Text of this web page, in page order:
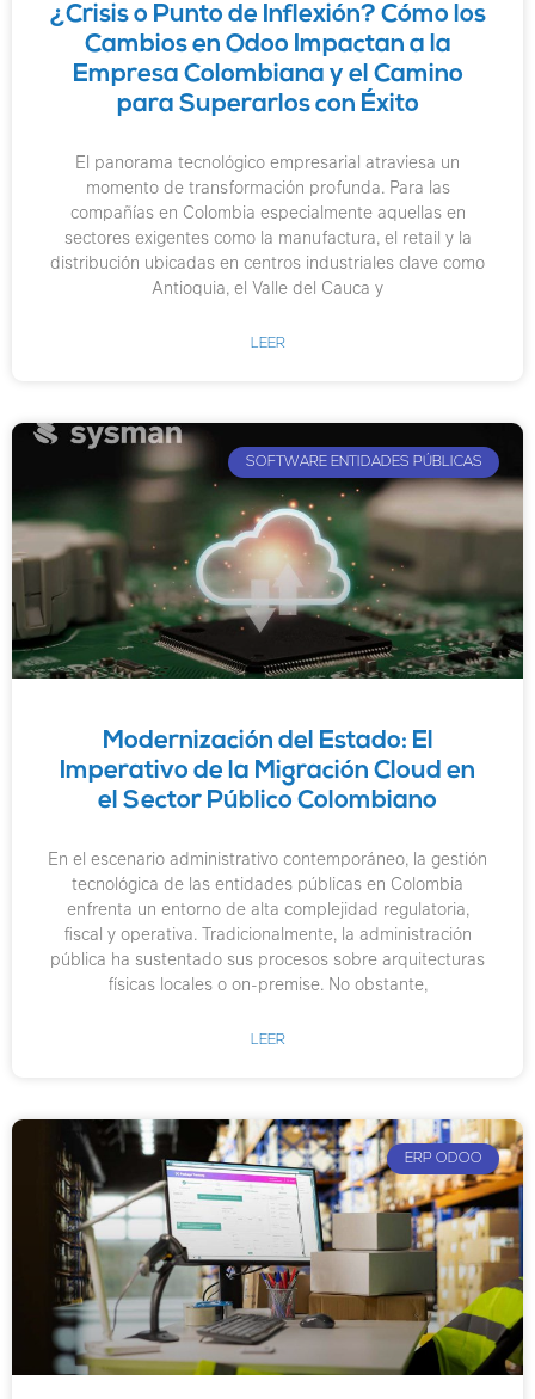
¿Crisis o Punto de Inflexión? Cómo los
Cambios en Odoo Impactan a la
Empresa Colombiana y el Camino
para Superarlos con Éxito
El panorama tecnológico empresarial atraviesa un
momento de transformación profunda. Para las
compañías en Colombia especialmente aquellas en
sectores exigentes como la manufactura, el retail y la
distribución ubicadas en centros industriales clave como
Antioquia, el Valle del Cauca y
LEER
SOFTWARE ENTIDADES PÚBLICAS
Modernización del Estado: El
Imperativo de la Migración Cloud en
el Sector Público Colombiano
En el escenario administrativo contemporáneo, la gestión
tecnológica de las entidades públicas en Colombia
enfrenta un entorno de alta complejidad regulatoria,
fiscal y operativa. Tradicionalmente, la administración
pública ha sustentado sus procesos sobre arquitecturas
físicas locales o on-premise. No obstante,
LEER
ERP ODOO